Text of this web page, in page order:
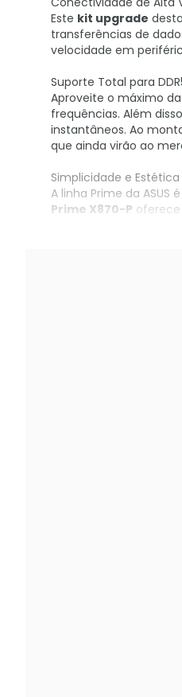
Este kit upgrade
transferências de
velocidade em
Suporte Total para
Aproveite o máximo da
frequências. Além
instantâneos. Ao
que ainda virão ao
Simplicidade e
A linha Prime da
Prime X870-P oferece